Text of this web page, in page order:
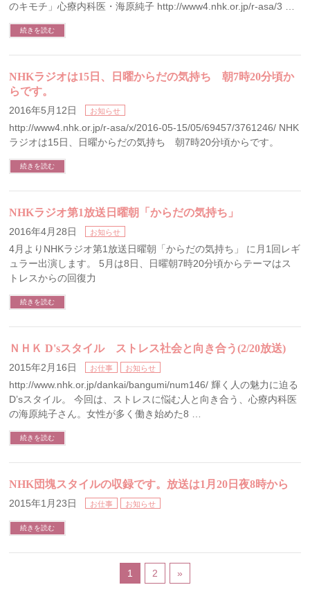
のキモチ」心療内科医・海原純子 http://www4.nhk.or.jp/r-asa/3 …
続きを読む
NHKラジオは15日、日曜からだの気持ち 朝7時20分頃か
らです。
2016年5月12日 お知らせ
http://www4.nhk.or.jp/r-asa/x/2016-05-15/05/69457/3761246/ NHK
ラジオは15日、日曜からだの気持ち 朝7時20分頃からです。
続きを読む
NHKラジオ第1放送日曜朝「からだの気持ち」
2016年4月28日 お知らせ
4月よりNHKラジオ第1放送日曜朝「からだの気持ち」 に月1回レギ
ュラー出演します。 5月は8日、日曜朝7時20分頃からテーマはス
トレスからの回復力
続きを読む
ＮＨＫ D'sスタイル ストレス社会と向き合う(2/20放送)
2015年2月16日 お仕事 お知らせ
http://www.nhk.or.jp/dankai/bangumi/num146/ 輝く人の魅力に迫る
D’sスタイル。 今回は、ストレスに悩む人と向き合う、心療内科医
の海原純子さん。女性が多く働き始めた8 …
続きを読む
NHK団塊スタイルの収録です。放送は1月20日夜8時から
2015年1月23日 お仕事 お知らせ
続きを読む
1 2 »